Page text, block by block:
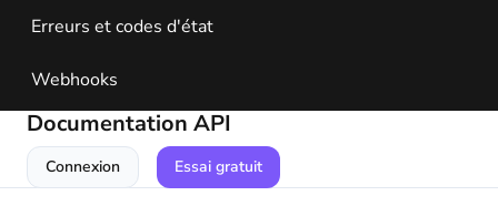
Erreurs et codes d'état
Webhooks
Documentation API
Connexion Essai gratuit